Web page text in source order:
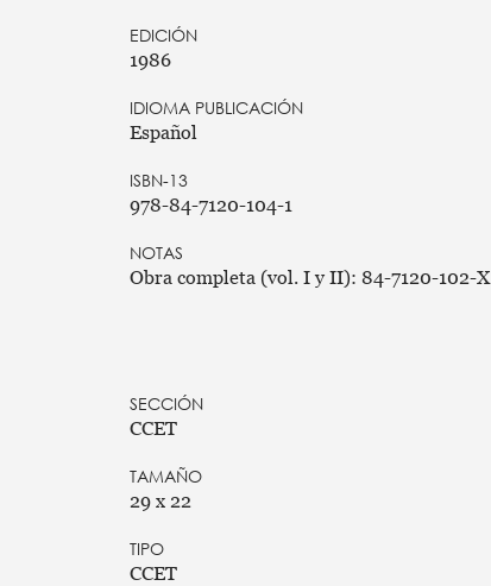
EDICIÓN
1986
IDIOMA PUBLICACIÓN
Español
ISBN-13
978-84-7120-104-1
NOTAS
Obra completa (vol. I y II): 84-7120-102-X
SECCIÓN
CCET
TAMAÑO
29 x 22
TIPO
CCET